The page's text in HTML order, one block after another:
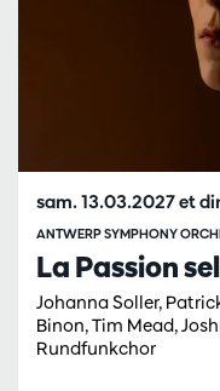
La Passion
Johanna Soller,
Binon, Tim Mead,
Rundfunkchor
ANTWERP SYMPHONY
sam. 13.03.2027et